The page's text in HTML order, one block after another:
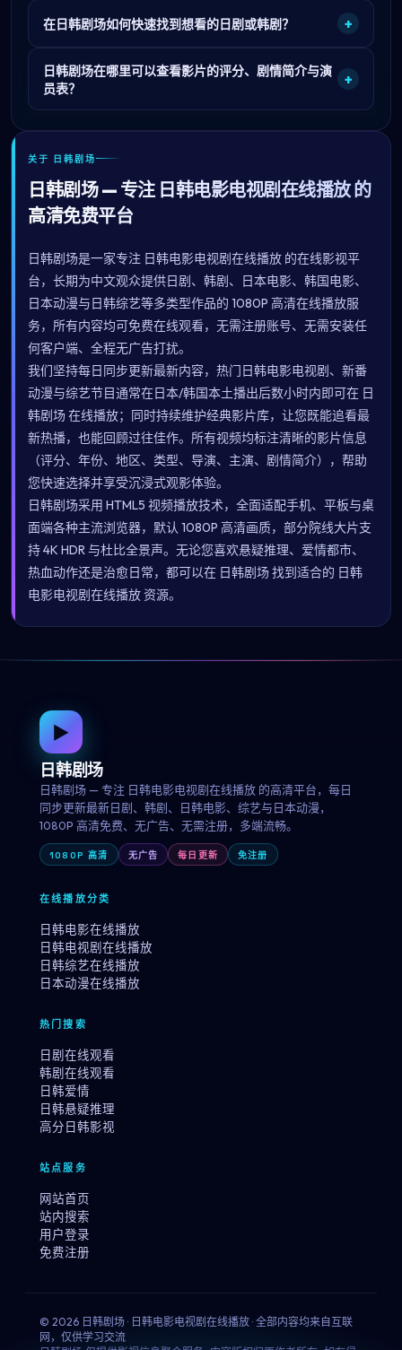
在日韩剧场如何快速找到想看的日剧或韩剧？ +
日韩剧场在哪里可以查看影片的评分、剧情简介与演
员表？
+
关于 日韩剧场
日韩剧场 — 专注 日韩电影电视剧在线播放 的
高清免费平台
日韩剧场是一家专注 日韩电影电视剧在线播放 的在线影视平
台，长期为中文观众提供日剧、韩剧、日本电影、韩国电影、
日本动漫与日韩综艺等多类型作品的 1080P 高清在线播放服
务，所有内容均可免费在线观看，无需注册账号、无需安装任
何客户端、全程无广告打扰。
我们坚持每日同步更新最新内容，热门日韩电影电视剧、新番
动漫与综艺节目通常在日本/韩国本土播出后数小时内即可在 日
韩剧场 在线播放；同时持续维护经典影片库，让您既能追看最
新热播，也能回顾过往佳作。所有视频均标注清晰的影片信息
（评分、年份、地区、类型、导演、主演、剧情简介），帮助
您快速选择并享受沉浸式观影体验。
日韩剧场采用 HTML5 视频播放技术，全面适配手机、平板与桌
面端各种主流浏览器，默认 1080P 高清画质，部分院线大片支
持 4K HDR 与杜比全景声。无论您喜欢悬疑推理、爱情都市、
热血动作还是治愈日常，都可以在 日韩剧场 找到适合的 日韩
电影电视剧在线播放 资源。
▶
日韩剧场
日韩剧场 — 专注 日韩电影电视剧在线播放 的高清平台，每日
同步更新最新日剧、韩剧、日韩电影、综艺与日本动漫，
1080P 高清免费、无广告、无需注册，多端流畅。
1080P 高清 无广告 每日更新 免注册
在线播放分类
日韩电影在线播放
日韩电视剧在线播放
日韩综艺在线播放
日本动漫在线播放
热门搜索
日剧在线观看
韩剧在线观看
日韩爱情
日韩悬疑推理
高分日韩影视
站点服务
网站首页
站内搜索
用户登录
免费注册
© 2026 日韩剧场 · 日韩电影电视剧在线播放 · 全部内容均来自互联
网，仅供学习交流